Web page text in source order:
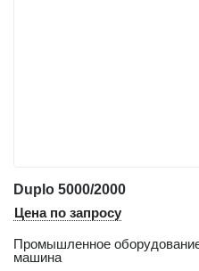
Duplo 5000/2000
Цена по запросу
Промышленное
машина